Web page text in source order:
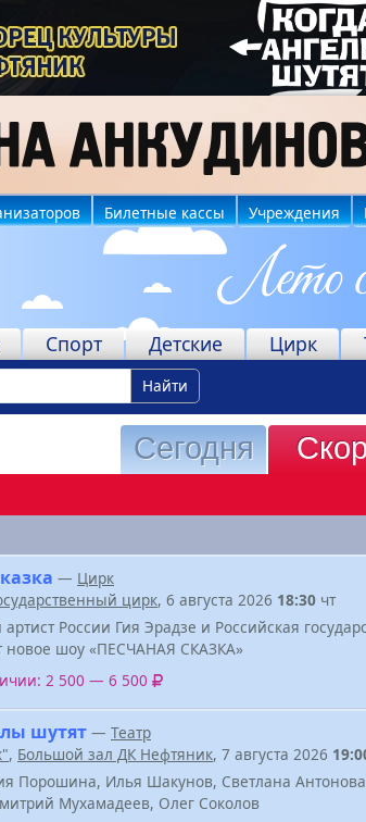
Билетные кассы Учреждения
Спорт Детские Цирк
Найти
Сегодня
— Цирк
цирк, 6 августа 2026 18:30 чт
России Гия Эрадзе и Российская
новое шоу «ПЕСЧАНАЯ СКАЗКА»
2 500 — 6 500
шутят — Театр
, Большой зал ДК Нефтяник, 7 августа 2026
Порошина, Илья Шакунов, Светлана
Мухамадеев, Олег Соколов